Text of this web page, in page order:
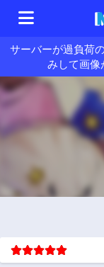
サーバーが過負荷
みして画像